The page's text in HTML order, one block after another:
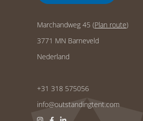
Marchandweg 45 (Plan route)
3771 MN Barneveld
Nederland
+31 318 575056
info@outstandingtent.com